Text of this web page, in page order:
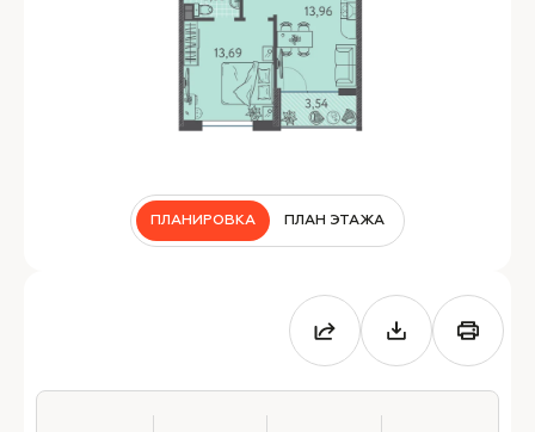
ПЛАНИРОВКА ПЛАН ЭТАЖА